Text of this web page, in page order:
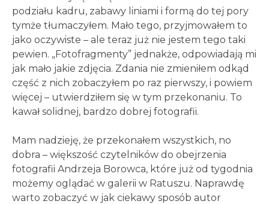
podziału kadru, zabawy liniami i formą do tej pory
tymże tłumaczyłem. Mało tego, przyjmowałem to
jako oczywiste – ale teraz już nie jestem tego taki
pewien. „Fotofragmenty” jednakże, odpowiadają mi
jak mało jakie zdjęcia. Zdania nie zmieniłem odkąd
część z nich zobaczyłem po raz pierwszy, i powiem
więcej – utwierdziłem się w tym przekonaniu. To
kawał solidnej, bardzo dobrej fotografii.
Mam nadzieję, że przekonałem wszystkich, no
dobra – większość czytelników do obejrzenia
fotografii Andrzeja Borowca, które już od tygodnia
możemy oglądać w galerii w Ratuszu. Naprawdę
warto zobaczyć w jak ciekawy sposób autor